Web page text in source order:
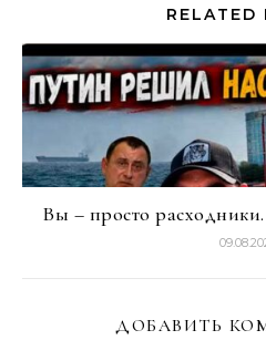
RELATED
Вы – просто расходники.
ДОБАВИТЬ